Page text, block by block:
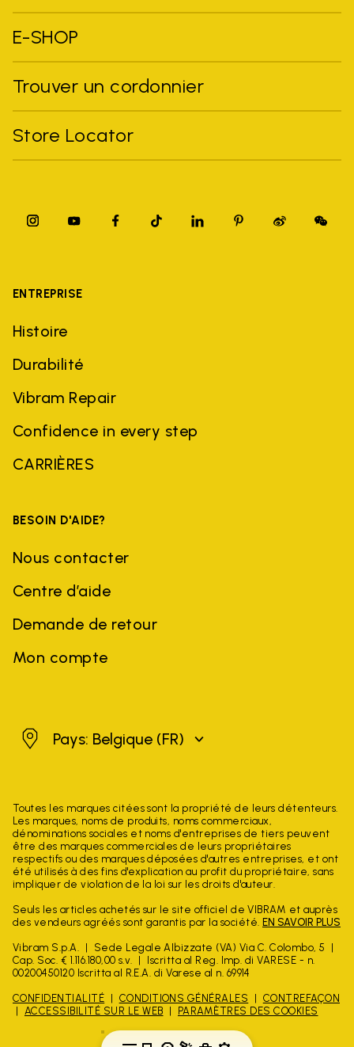
E-SHOP
Trouver un cordonnier
Store Locator
ENTREPRISE
Histoire
Durabilité
Vibram Repair
Confidence in every step
CARRIÈRES
BESOIN D'AIDE?
Nous contacter
Centre d’aide
Demande de retour
Mon compte
BelgiquePays: Belgique (FR)
Toutes les marques citées sont la propriété de leurs détenteurs.
Les marques, noms de produits, noms commerciaux,
dénominations sociales et noms d'entreprises de tiers peuvent
être des marques commerciales de leurs propriétaires
respectifs ou des marques déposées d'autres entreprises, et ont
été utilisés à des fins d'explication au profit du propriétaire, sans
impliquer de violation de la loi sur les droits d'auteur.
Seuls les articles achetés sur le site officiel de VIBRAM et auprès
des vendeurs agréés sont garantis par la société. EN SAVOIR PLUS
Vibram S.p.A.
Sede Legale Albizzate (VA) Via C. Colombo, 5
Cap. Soc. € 1.116.180,00 s.v.
Iscritta al Reg. Imp. di VARESE - n.
00200450120 Iscritta al R.E.A. di Varese al n. 69914
CONFIDENTIALITÉ CONDITIONS GÉNÉRALES
CONTREFAÇON
ACCESSIBILITÉ SUR LE WEB
PARAMÈTRES DES COOKIES